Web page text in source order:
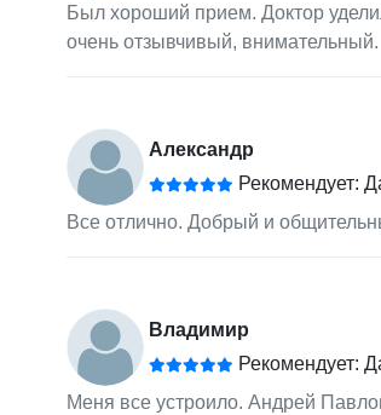
Был хороший прием. Доктор
очень отзывчивый, внимательный.
Александр
Рекомендует:
Все отлично. Добрый и
Владимир
Рекомендует:
Меня все устроило. Андрей